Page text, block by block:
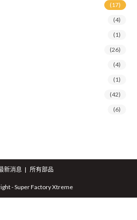
(17)
(4)
(1)
(26)
(4)
(1)
(42)
(6)
新消息 所有部品
- Super Factory Xtreme